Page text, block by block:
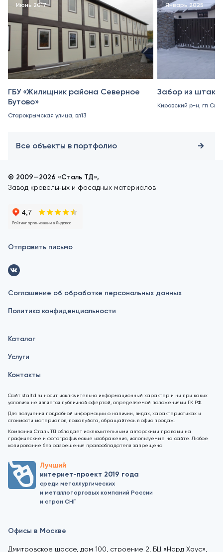
Июнь 2017
ГБУ «Жилищник района Северное
Бутово»
Старокрымская улица, вл13
Январь 2025
Забор из
Кировский р-н, гп
Все объекты в портфолио
© 2009—2026 «Сталь ТД»,
Завод кровельных и фасадных материалов
Отправить письмо
Соглашение об обработке персональных данных
Политика конфиденциальности
Каталог
Услуги
Контакты
Сайт staltd.ru носит исключительно информационный характер и ни при каких
условиях не является публичной офертой, определяемой положениями ГК РФ.
Для получения подробной информации о наличии, видах, характеристиках и
стоимости материалов, пожалуйста, обращайтесь в офис продаж.
Компания Сталь ТД обладает исключительными авторскими правами на
графические и фотографические изображения, используемые на сайте. Любое
копирование без разрешения правообладателя запрещено
Лучший
интернет-проект 2019 года
среди металлургических
и металлоторговых компаний России
и стран СНГ
Офисы в Москве
Дмитровское шоссе, дом 100, строение 2, БЦ «Норд Хаус»,